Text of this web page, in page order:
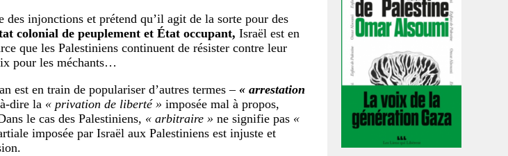
des injonctions et prétend qu’il agit de la sorte pour des
colonial de peuplement et État occupant, Israël est en
que les Palestiniens continuent de résister contre leur
pour les méchants…
est en train de populariser d’autres termes – « arrestation
dire la « privation de liberté » imposée mal à propos,
le cas des Palestiniens, « arbitraire » ne signifie pas «
imposée par Israël aux Palestiniens est injuste et